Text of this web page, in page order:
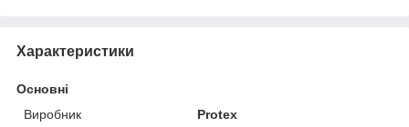
Характеристики
Основні
Виробник
Protex